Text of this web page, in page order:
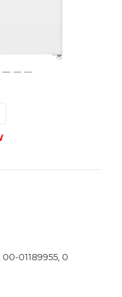
01189955, 0